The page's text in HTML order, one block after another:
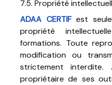
7.5. Propriété
ADAA CERTIFest
propriété
formations. Toute
modification ou
strictement interdite.
propriétaire de ses